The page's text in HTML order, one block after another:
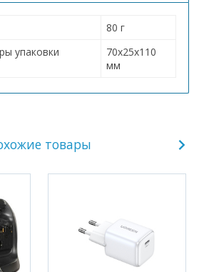
80 г
упаковки
70х25х110
мм
товары